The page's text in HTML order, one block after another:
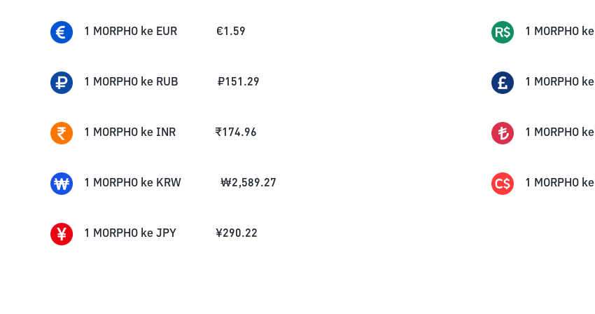
1 MORPHO ke EUR €1.59 1 MORPHO ke
1 MORPHO ke RUB ₽151.29 1 MORPHO ke
1 MORPHO ke INR ₹174.96 1 MORPHO ke
1 MORPHO ke KRW ₩2,589.27 1 MORPHO ke
1 MORPHO ke JPY ¥290.22